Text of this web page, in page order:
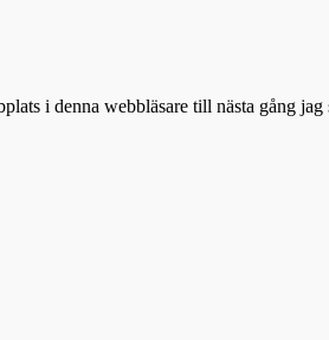
i denna webbläsare till nästa gång